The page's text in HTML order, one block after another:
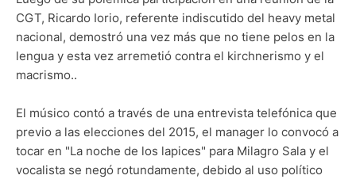
CGT, Ricardo Iorio, referente indiscutido del heavy metal
nacional, demostró una vez más que no tiene pelos en la
lengua y esta vez arremetió contra el kirchnerismo y el
macrismo..
El músico contó a través de una entrevista telefónica que
previo a las elecciones del 2015, el manager lo convocó a
tocar en "La noche de los lapices" para Milagro Sala y el
vocalista se negó rotundamente, debido al uso político